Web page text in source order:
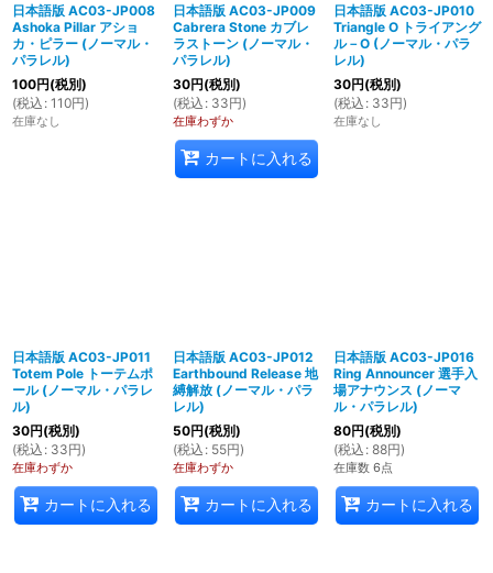
日本語版 AC03-JP008
Ashoka Pillar アショ
カ・ピラー (ノーマル・
パラレル)
100円(税別)
(税込 : 110円)
在庫なし
日本語版 AC03-JP009
Cabrera Stone カブレ
ラストーン (ノーマル・
パラレル)
30円(税別)
(税込 : 33円)
在庫わずか
カートに入れる
日本語版 AC03-JP010
Triangle O トライアング
ル－O (ノーマル・パラ
レル)
30円(税別)
(税込 : 33円)
在庫なし
日本語版 AC03-JP011
Totem Pole トーテムポ
ール (ノーマル・パラレ
ル)
30円(税別)
(税込 : 33円)
在庫わずか
カートに入れる
日本語版 AC03-JP012
Earthbound Release 地
縛解放 (ノーマル・パラ
レル)
50円(税別)
(税込 : 55円)
在庫わずか
カートに入れる
日本語版 AC03-JP016
Ring Announcer 選手入
場アナウンス (ノーマ
ル・パラレル)
80円(税別)
(税込 : 88円)
在庫数 6点
カートに入れる